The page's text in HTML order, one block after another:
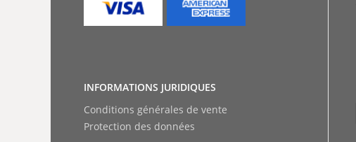
Protection des données
Conditions générales de vente
INFORMATIONS JURIDIQUES